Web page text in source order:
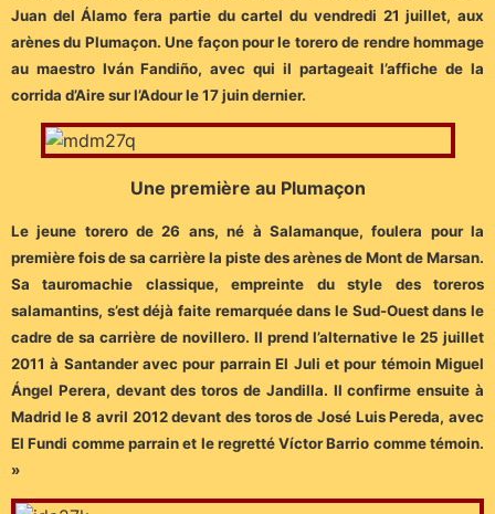
Juan del Álamo fera partie du cartel du vendredi 21 juillet, aux
arènes du Plumaçon. Une façon pour le torero de rendre hommage
au maestro Iván Fandiño, avec qui il partageait l’affiche de la
corrida d’Aire sur l’Adour le 17 juin dernier.
Une première au Plumaçon
Le jeune torero de 26 ans, né à Salamanque, foulera pour la
première fois de sa carrière la piste des arènes de Mont de Marsan.
Sa tauromachie classique, empreinte du style des toreros
salamantins, s’est déjà faite remarquée dans le Sud-Ouest dans le
cadre de sa carrière de novillero. Il prend l’alternative le 25 juillet
2011 à Santander avec pour parrain El Juli et pour témoin Miguel
Ángel Perera, devant des toros de Jandilla. Il confirme ensuite à
Madrid le 8 avril 2012 devant des toros de José Luis Pereda, avec
El Fundi comme parrain et le regretté Víctor Barrio comme témoin.
»